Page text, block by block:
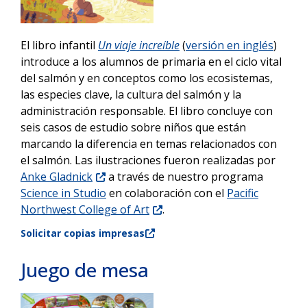
El libro infantil Un viaje increíble(versión en inglés)
introduce a los alumnos de primaria en el ciclo vital
del salmón y en conceptos como los ecosistemas,
las especies clave, la cultura del salmón y la
administración responsable. El libro concluye con
seis casos de estudio sobre niños que están
marcando la diferencia en temas relacionados con
el salmón. Las ilustraciones fueron realizadas por
Anke Gladnick
a través de nuestro programa
Science in Studio en colaboración con el Pacific
Northwest College of Art
.
Solicitar copias impresas
Juego de mesa